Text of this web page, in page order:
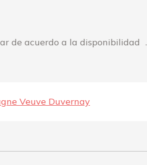
de acuerdo a la disponibilidad .
Veuve Duvernay